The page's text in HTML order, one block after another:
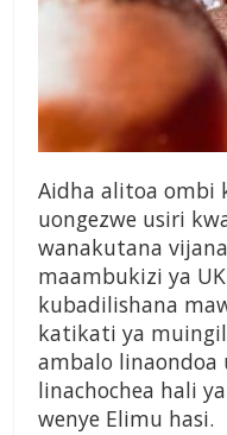
Aidha alitoa ombi
uongezwe usiri
wanakutana
maambukizi ya
kubadilishana
katikati ya
ambalo linaondoa
linachochea hali
wenye Elimu hasi.